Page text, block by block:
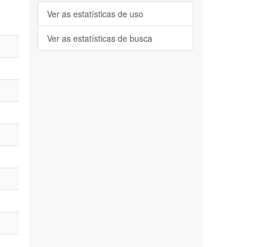
Ver as estatísticas de uso
Ver as estatísticas de busca